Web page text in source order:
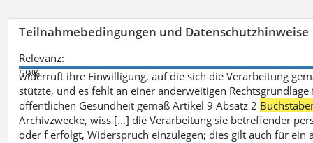
Teilnahmebedingungen und Datenschutzhinweise
Relevanz:
59%
widerruft ihre Einwilligung, auf die sich die Verarbeitung
stützte, und es fehlt an einer anderweitigen
öffentlichen Gesundheit gemäß Artikel 9 Absatz 2
Archivzwecke, wiss [...] die Verarbeitung sie betreffender
oder f erfolgt, Widerspruch einzulegen; dies gilt auch für ein